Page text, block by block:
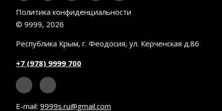
Политика конфиденциальности
© 9999, 2026
Республика Крым, г. Феодосия, ул. Керченская д.86
+7 (978) 9999 700
E-mail: 9999s.ru@gmail.com